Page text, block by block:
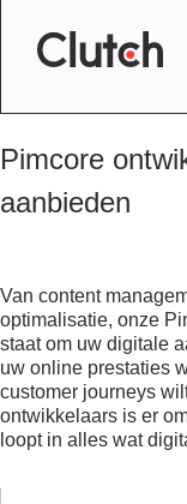
Pimcore
aanbieden
Van content
optimalisatie, onze
staat om uw digitale
uw online prestaties
customer journeys
ontwikkelaars is er
loopt in alles wat